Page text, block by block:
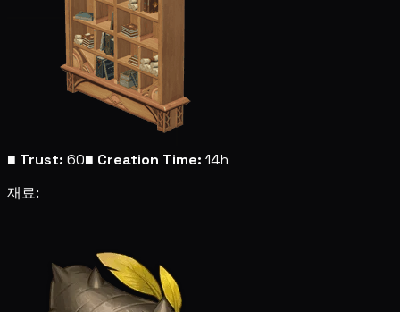
■ Trust: 60■ Creation Time: 14h
재료: